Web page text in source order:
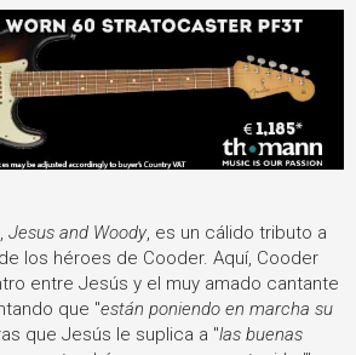
Jesus and Woody, es un cálido tributo a
los héroes de Cooder. Aquí, Cooder
entre Jesús y el muy amado cantante
que "están poniendo en marcha su
que Jesús le suplica a "las buenas